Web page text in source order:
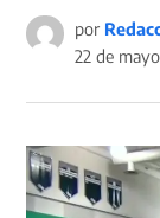
por
22 de